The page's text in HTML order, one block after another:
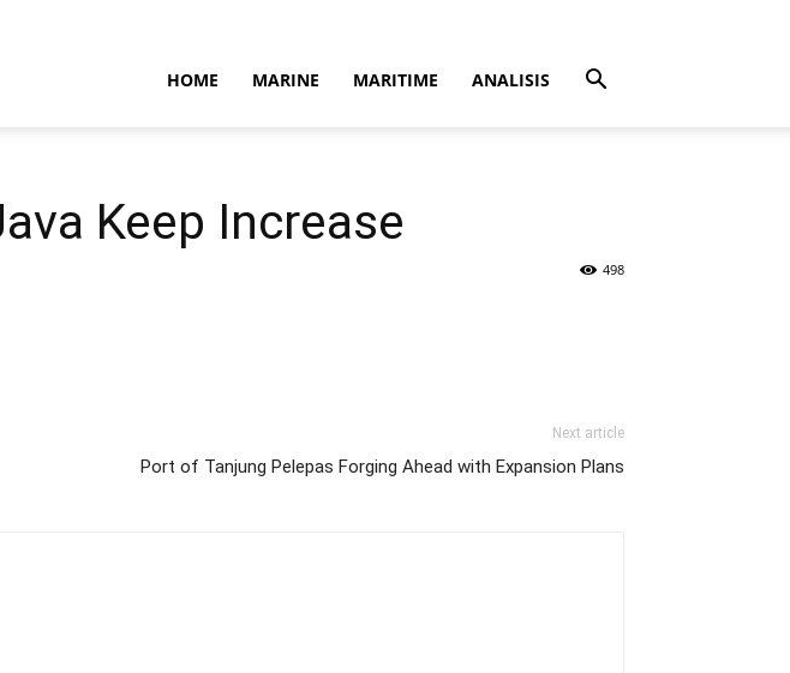
HOME MARINE MARITIME ANALISIS
Keep Increase
498
Next article
Port of Tanjung Pelepas Forging Ahead with Expansion Plans